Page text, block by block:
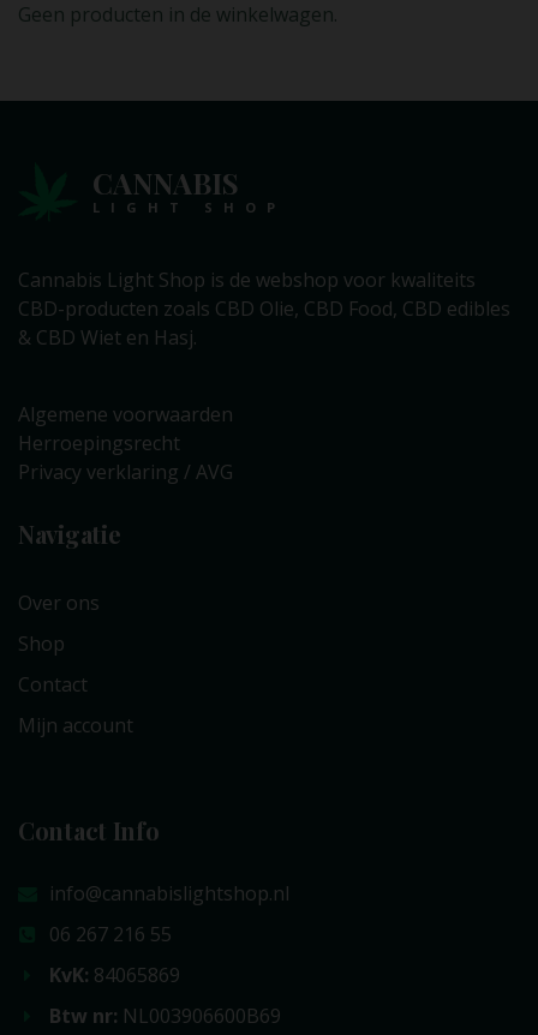
Geen producten in de winkelwagen.
CANNABIS
LIGHT SHOP
Cannabis Light Shop is de webshop voor kwaliteits
CBD-producten zoals CBD Olie, CBD Food, CBD edibles
& CBD Wiet en Hasj.
Algemene voorwaarden
Herroepingsrecht
Privacy verklaring / AVG
Navigatie
Over ons
Shop
Contact
Mijn account
Contact Info
info@cannabislightshop.nl
06 267 216 55
KvK: 84065869
Btw nr: NL003906600B69